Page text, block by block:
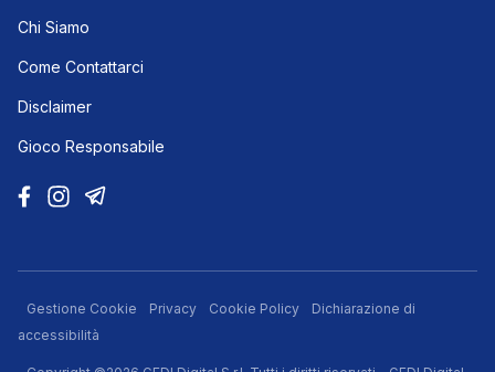
Chi Siamo
Come Contattarci
Disclaimer
Gioco Responsabile
Gestione Cookie Privacy Cookie Policy
Dichiarazione di
accessibilità